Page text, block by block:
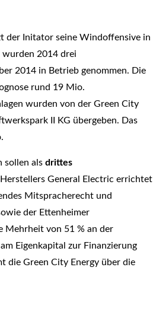
der Initator seine Windoffensive in
2014 drei
2014 in Betrieb genommen. Die
rund 19 Mio.
wurden von der Green City
II KG übergeben. Das
sollen als drittes
General Electric errichtet
Mitspracherecht und
der Ettenheimer
Mehrheit von 51 % an der
Eigenkapital zur Finanzierung
die Green City Energy über die